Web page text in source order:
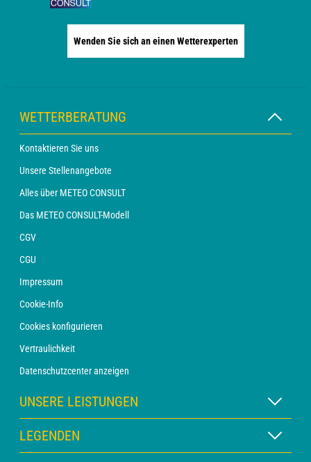
Wenden Sie sich an einen Wetterexperten
WETTERBERATUNG
Kontaktieren Sie uns
Unsere Stellenangebote
Alles über METEO CONSULT
Das METEO CONSULT-Modell
CGV
CGU
Impressum
Cookie-Info
Cookies konfigurieren
Vertraulichkeit
Datenschutzcenter anzeigen
UNSERE LEISTUNGEN
WETTER Xpert Abonnement
WETTER PRO Abonnement
LEGENDEN